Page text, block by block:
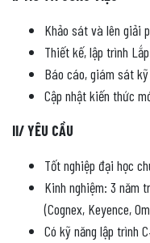
Khảo sát và lên giải
Thiết kế, lập trình
Báo cáo, giám sát
Cập nhật kiến thức
II/ YÊU CẦU
Tốt nghiệp đại học
Kinh nghiệm: 3 năm
(Cognex, Keyence,
Có kỹ năng lập trình